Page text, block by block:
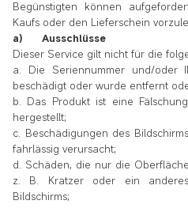
Begünstigten können
Kaufs oder den Lieferschein
a) Ausschlüsse
Dieser Service gilt nicht für die
a. Die Seriennummer und/oder
beschädigt oder wurde entfernt
b. Das Produkt ist eine
hergestellt;
c. Beschädigungen des
fahrlässig verursacht;
d. Schäden, die nur die
z. B. Kratzer oder ein
Bildschirms;